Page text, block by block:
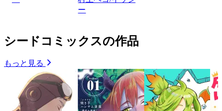
ー
シードコミックスの作品
もっと見る